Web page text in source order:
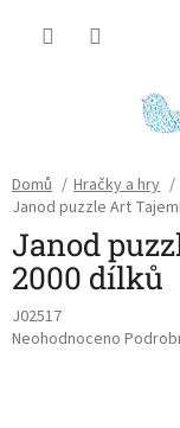
Domů / Hračky a hry /
Janod puzzle Art
Janod
2000 dílků
J02517
Průměrné
Neohodnoceno